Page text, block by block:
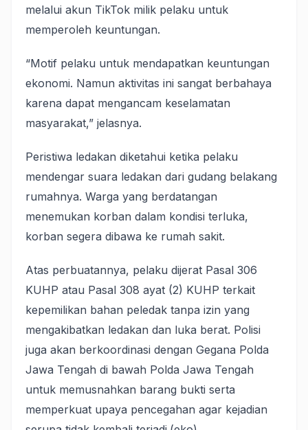
melalui akun TikTok milik pelaku untuk
memperoleh keuntungan.
“Motif pelaku untuk mendapatkan keuntungan
ekonomi. Namun aktivitas ini sangat berbahaya
karena dapat mengancam keselamatan
masyarakat,” jelasnya.
Peristiwa ledakan diketahui ketika pelaku
mendengar suara ledakan dari gudang belakang
rumahnya. Warga yang berdatangan
menemukan korban dalam kondisi terluka,
korban segera dibawa ke rumah sakit.
Atas perbuatannya, pelaku dijerat Pasal 306
KUHP atau Pasal 308 ayat (2) KUHP terkait
kepemilikan bahan peledak tanpa izin yang
mengakibatkan ledakan dan luka berat. Polisi
juga akan berkoordinasi dengan Gegana Polda
Jawa Tengah di bawah Polda Jawa Tengah
untuk memusnahkan barang bukti serta
memperkuat upaya pencegahan agar kejadian